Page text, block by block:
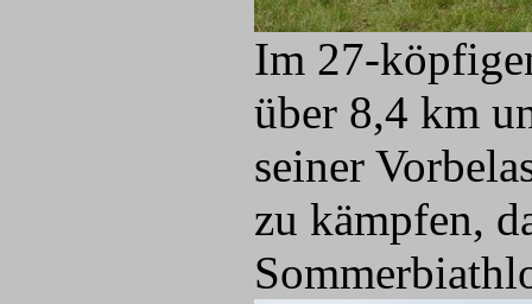
Im 27-
über 8,4 km
seiner
zu kämpfen,